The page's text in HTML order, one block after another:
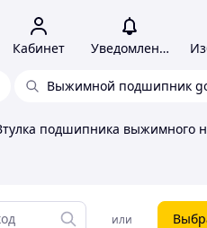
Кабинет Уведомления
Выжимной подшипник
или